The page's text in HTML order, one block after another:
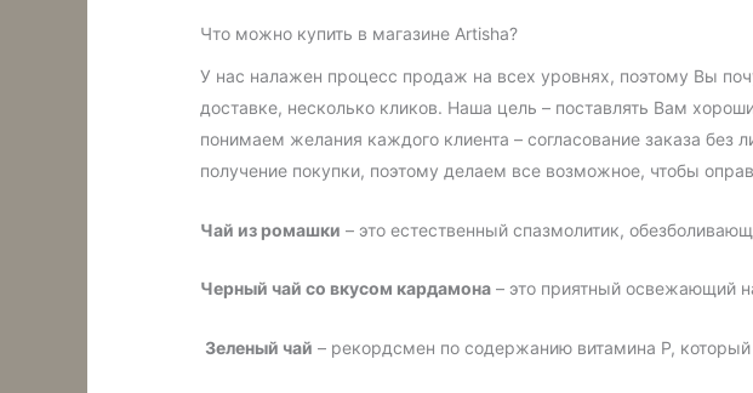
Что можно купить в магазине Artisha?
У нас налажен процесс продаж на всех уровнях, поэтому Вы
доставке, несколько кликов. Наша цель – поставлять Вам
понимаем желания каждого клиента – согласование заказа
получение покупки, поэтому делаем все возможное, чтобы
Чай из ромашки – это естественный спазмолитик,
Черный чай со вкусом кардамона – это приятный освежающий
Зеленый чай – рекордсмен по содержанию витамина Р,